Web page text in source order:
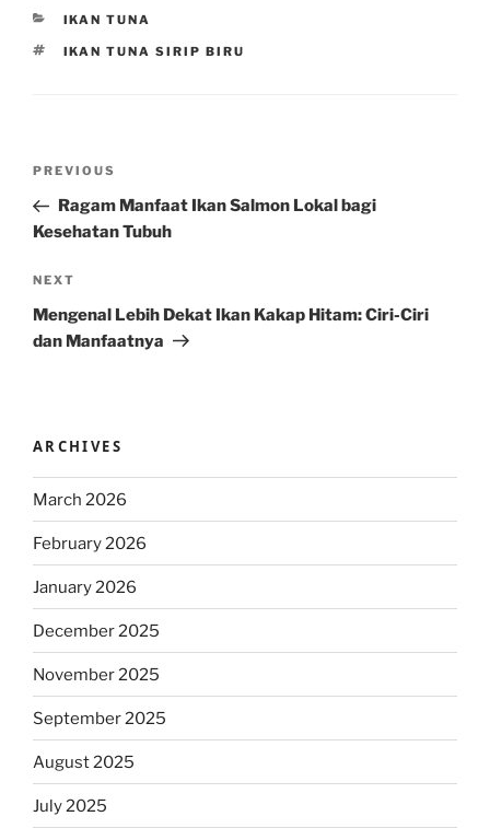
CATEGORIES
IKAN TUNA
TAGS
IKAN TUNA SIRIP BIRU
Previous
Post
PREVIOUS
Ragam Manfaat Ikan Salmon Lokal bagi
Kesehatan Tubuh
Next
Post
NEXT
Mengenal Lebih Dekat Ikan Kakap Hitam: Ciri-Ciri
dan Manfaatnya
ARCHIVES
March 2026
February 2026
January 2026
December 2025
November 2025
September 2025
August 2025
July 2025